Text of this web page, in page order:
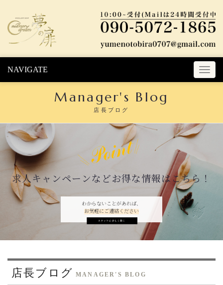
T
o
e
g
NAVIGATE
Manager's Blog
店長ブログ
わからないことがあれば、
お気軽にご連絡ください
求人キャンペーンなどお得な情報はこちら！
店長ブログ MANAGER'S BLOG